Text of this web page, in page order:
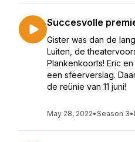
Succesvolle
Gister was dan de
Luiten, de
Plankenkoorts! Eric
een sfeerverslag.
de reünie van 11 juni!
May 28, 2022•Season 3•